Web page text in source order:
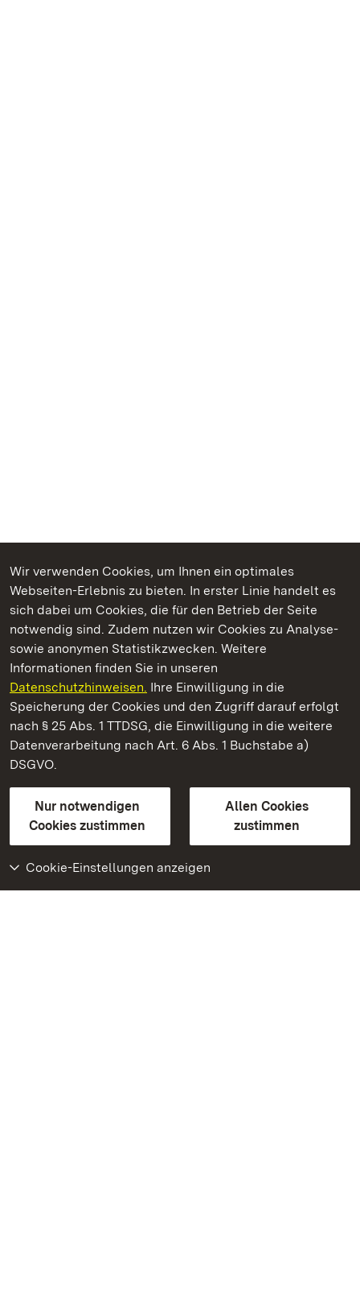
Wir verwenden Cookies, um Ihnen ein optimales
Webseiten-Erlebnis zu bieten. In erster Linie handelt es
sich dabei um Cookies, die für den Betrieb der Seite
notwendig sind. Zudem nutzen wir Cookies zu Analyse-
sowie anonymen Statistikzwecken. Weitere
Informationen finden Sie in unseren
Datenschutzhinweisen. Ihre Einwilligung in die
Speicherung der Cookies und den Zugriff darauf erfolgt
nach § 25 Abs. 1 TTDSG, die Einwilligung in die weitere
Datenverarbeitung nach Art. 6 Abs. 1 Buchstabe a)
DSGVO.
Nur notwendigen
Cookies zustimmen
Allen Cookies
zustimmen
Cookie-Einstellungen anzeigen
Kommen. Staunen. Genießen.
Residenzschloss Rastatt
Staatliche Schlösser und Gärten Baden-Württemberg
Kontakt
GebärdenspracheLeichte Sprache
Erklärung zur Barrierefreiheit
BITV-konform (geprüfte Seiten)
Weiteres